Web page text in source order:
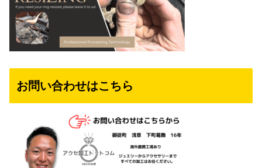
お問い合わせはこちら